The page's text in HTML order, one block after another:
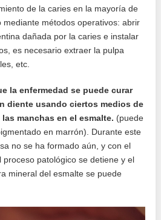
de la caries en la mayoría de
mediante métodos operativos: abrir
dañada por la caries e instalar
es necesario extraer la pulpa
etc.
la enfermedad se puede curar
diente usando ciertos medios de
manchas en el esmalte. (puede
en marrón). Durante este
no se ha formado aún, y con el
patológico se detiene y el
mineral del esmalte se puede